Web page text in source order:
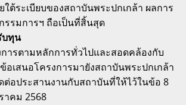
ต้ระเบียบของสถาบันพระปกเกล้า ผลการ
รมการฯ ถือเป็นที่สิ้นสุด
บทุน
ารตามหลักการทั่วไปและสอดคล้องกับ
อเสนอโครงการมายังสถาบันพระปกเกล้า
ต่อประสานงานกับสถาบันที่ให้ไว้ในข้อ 8
าคม 2568